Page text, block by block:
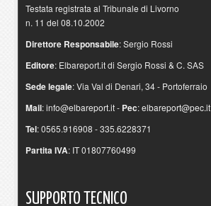
Testata registrata al Tribunale di Livorno
n. 11 del 08.10.2002
Direttore Responsabile: Sergio Rossi
Editore: Elbareport.it di Sergio Rossi & C. SAS
Sede legale: Via Val di Denari, 34 - Portoferraio
Mail:info@elbareport.it- Pec:elbareport@pec.it
Tel: 0565.916908 - 335.6228371
Partita IVA: IT 01807760499
SUPPORTO TECNICO